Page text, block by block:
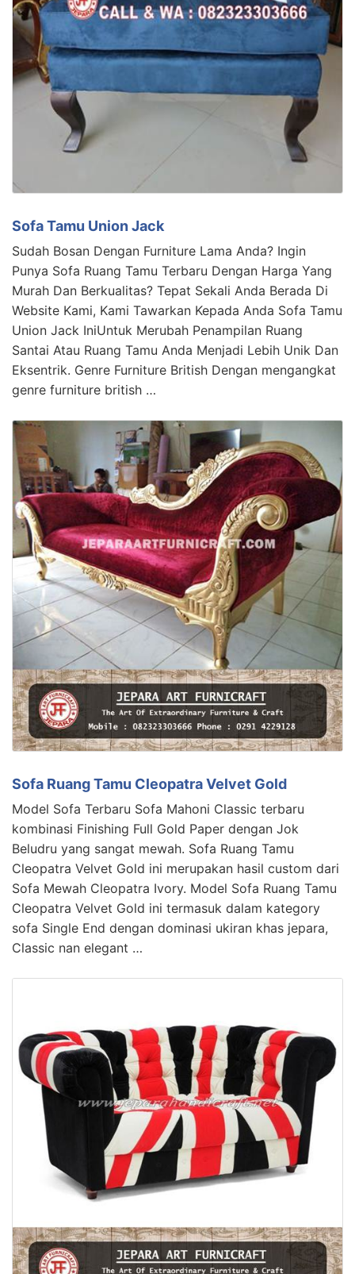
Sofa Tamu Union Jack
Sudah Bosan Dengan Furniture Lama Anda? Ingin
Punya Sofa Ruang Tamu Terbaru Dengan Harga Yang
Murah Dan Berkualitas? Tepat Sekali Anda Berada Di
Website Kami, Kami Tawarkan Kepada Anda Sofa Tamu
Union Jack IniUntuk Merubah Penampilan Ruang
Santai Atau Ruang Tamu Anda Menjadi Lebih Unik Dan
Eksentrik. Genre Furniture British Dengan mengangkat
genre furniture british …
Sofa Ruang Tamu Cleopatra Velvet Gold
Model Sofa Terbaru Sofa Mahoni Classic terbaru
kombinasi Finishing Full Gold Paper dengan Jok
Beludru yang sangat mewah. Sofa Ruang Tamu
Cleopatra Velvet Gold ini merupakan hasil custom dari
Sofa Mewah Cleopatra Ivory. Model Sofa Ruang Tamu
Cleopatra Velvet Gold ini termasuk dalam kategory
sofa Single End dengan dominasi ukiran khas jepara,
Classic nan elegant …